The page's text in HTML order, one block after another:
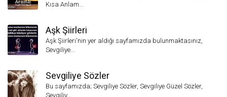
Kısa Anlam...
Aşk Şiirleri
Aşk Şiirleri'nin yer aldığı sayfamızda bulunmaktasınız,
Sevgiliye...
Sevgiliye Sözler
Bu sayfamızda; Sevgiliye Sözler, Sevgiliye Güzel Sözler,
Sevgiliy...